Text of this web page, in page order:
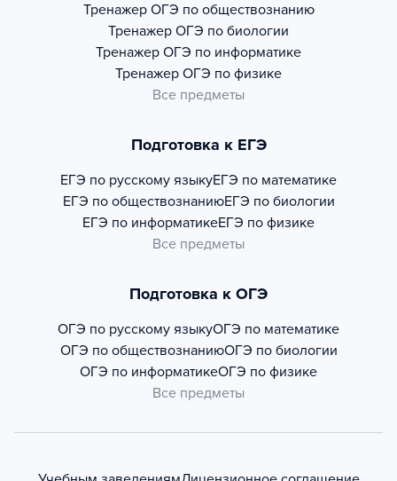
Тренажер ОГЭ по обществознанию
Тренажер ОГЭ по биологии
Тренажер ОГЭ по информатике
Тренажер ОГЭ по физике
Все предметы
Подготовка к ЕГЭ
ЕГЭ по русскому языкуЕГЭ по математике
ЕГЭ по обществознаниюЕГЭ по биологии
ЕГЭ по информатикеЕГЭ по физике
Все предметы
Подготовка к ОГЭ
ОГЭ по русскому языкуОГЭ по математике
ОГЭ по обществознаниюОГЭ по биологии
ОГЭ по информатикеОГЭ по физике
Все предметы